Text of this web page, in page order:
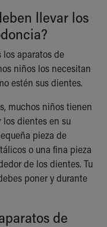
llevar los
los aparatos de
niños los necesitan
estén sus dientes.
muchos niños tienen
los dientes en su
pieza de
o una fina pieza
de los dientes. Tu
poner y durante
de